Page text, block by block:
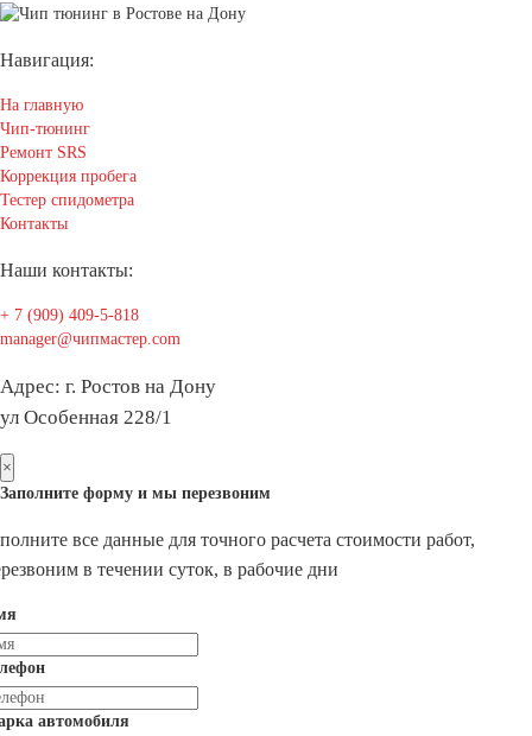
Навигация:
На главную
Чип-тюнинг
Ремонт SRS
Коррекция пробега
Тестер спидометра
Контакты
Наши контакты:
+ 7 (909) 409-5-818
manager@чипмастер.com
Адрес: г. Ростов на Дону
ул Особенная 228/1
×
Заполните форму и мы перезвоним
все данные для точного расчета стоимости работ,
в течении суток, в рабочие дни
автомобиля